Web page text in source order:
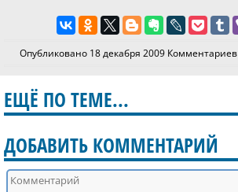
Опубликовано 18 декабря 2009 Комментариев
ЕЩЁ ПО ТЕМЕ...
ДОБАВИТЬ КОММЕНТАРИЙ